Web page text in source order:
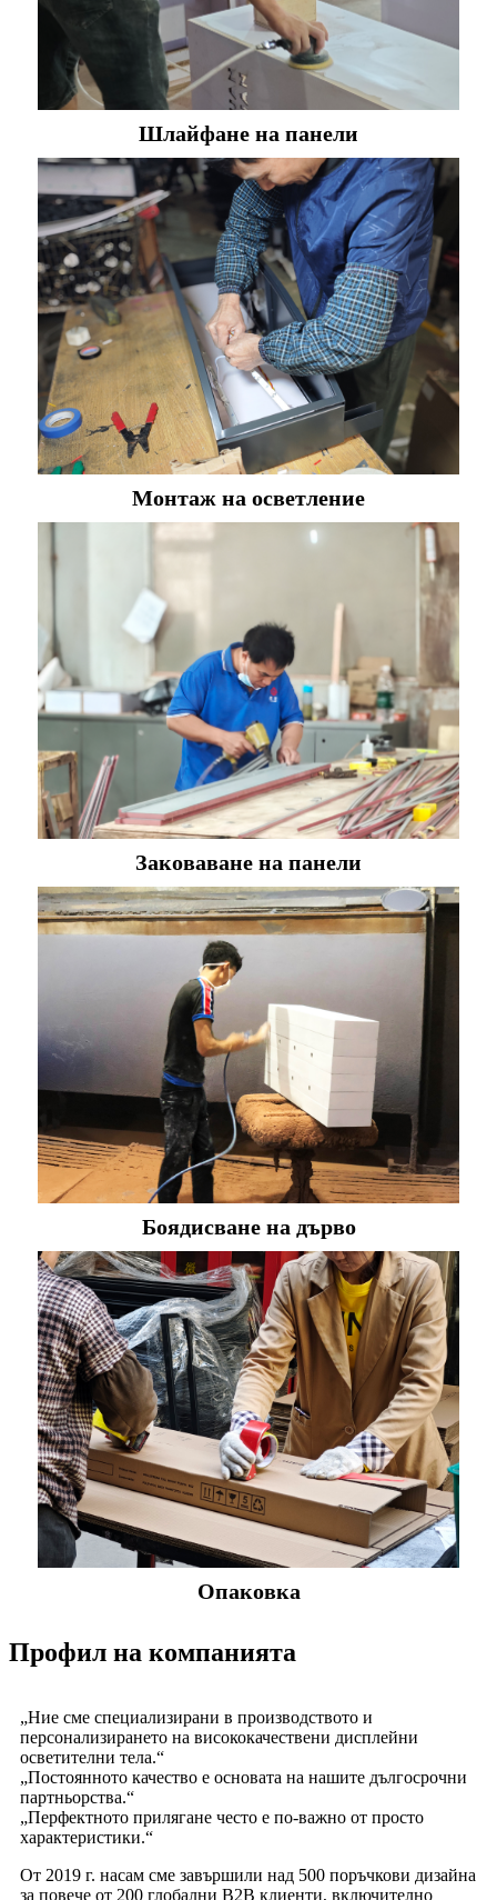
Шлайфане на панели
Монтаж на осветление
Заковаване на панели
Боядисване на дърво
Опаковка
Профил на компанията
„Ние сме специализирани в производството и
персонализирането на висококачествени дисплейни
осветителни тела.“
„Постоянното качество е основата на нашите дългосрочни
партньорства.“
„Перфектното прилягане често е по-важно от просто
характеристики.“
От 2019 г. насам сме завършили над 500 поръчкови дизайна
за повече от 200 глобални B2B клиенти, включително